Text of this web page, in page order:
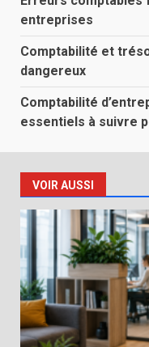
entreprises
Comptabilité et
dangereux
Comptabilité
essentiels à suivre
VOIR AUSSI